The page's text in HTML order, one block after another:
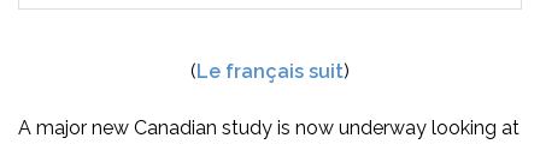
(Le français suit)
A major new Canadian study is now underway looking at